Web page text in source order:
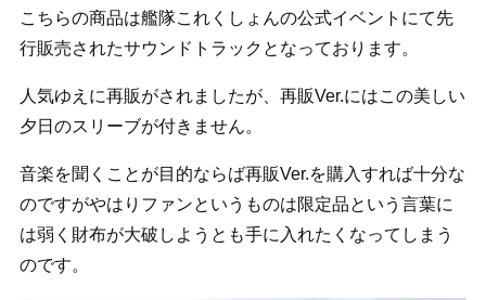
こちらの商品は艦隊これくしょんの公式イベントにて先
行販売されたサウンドトラックとなっております。
人気ゆえに再販がされましたが、再販Ver.にはこの美しい
夕日のスリーブが付きません。
音楽を聞くことが目的ならば再販Ver.を購入すれば十分な
のですがやはりファンというものは限定品という言葉に
は弱く財布が大破しようとも手に入れたくなってしまう
のです。